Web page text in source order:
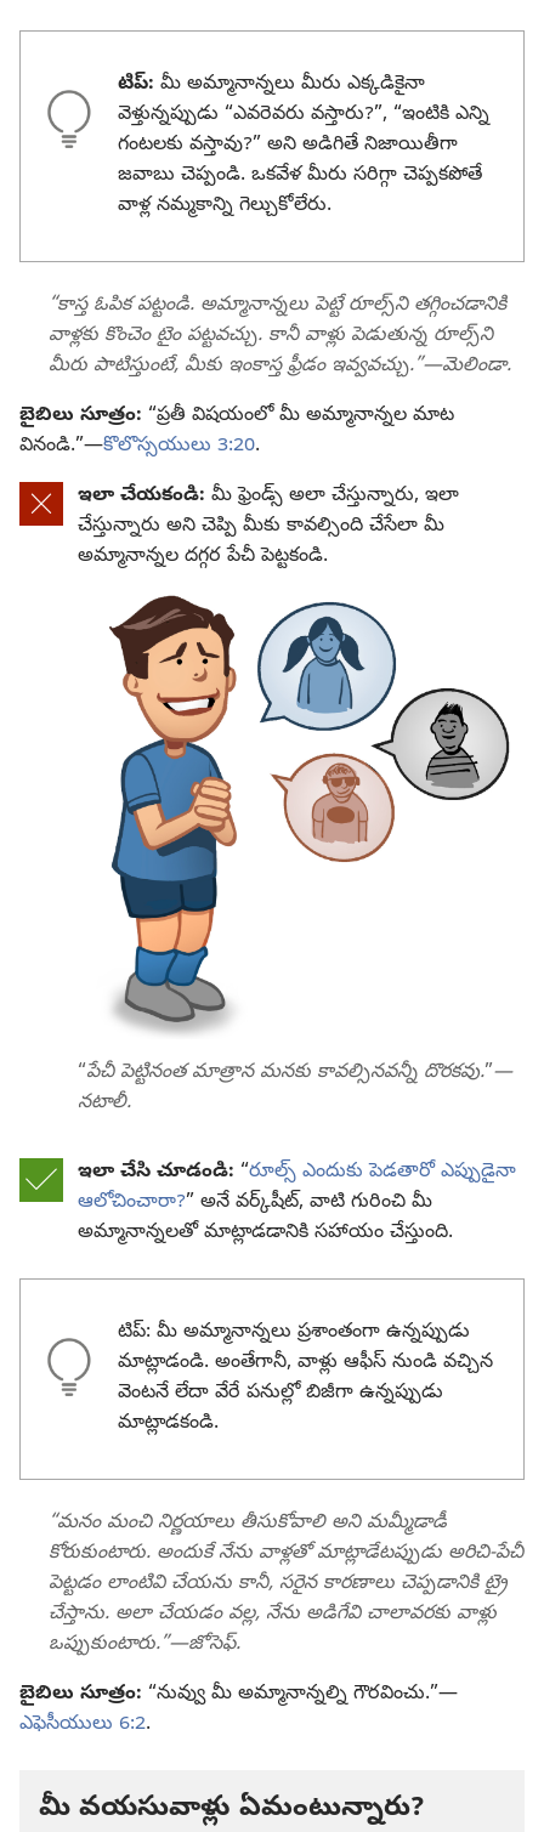
టిప్‌: మీ అమ్మానాన్నలు మీరు ఎక్కడికైనా
వెళ్తున్నప్పుడు “ఎవరెవరు వస్తారు?”, “ఇంటికి ఎన్ని
గంటలకు వస్తావు?” అని అడిగితే నిజాయితీగా
జవాబు చెప్పండి. ఒకవేళ మీరు సరిగ్గా చెప్పకపోతే
వాళ్ల నమ్మకాన్ని గెల్చుకోలేరు.
“కాస్త ఓపిక పట్టండి. అమ్మానాన్నలు పెట్టే రూల్స్‌ని తగ్గించడానికి
వాళ్లకు కొంచెం టైం పట్టవచ్చు. కానీ వాళ్లు పెడుతున్న రూల్స్‌ని
మీరు పాటిస్తుంటే, మీకు ఇంకాస్త ఫ్రీడం ఇవ్వవచ్చు.”—మెలిండా.
బైబిలు సూత్రం: “ప్రతీ విషయంలో మీ అమ్మానాన్నల మాట
వినండి.”—కొలొస్సయులు 3:20.
ఇలా చేయకండి: మీ ఫ్రెండ్స్‌ అలా చేస్తున్నారు, ఇలా
చేస్తున్నారు అని చెప్పి మీకు కావల్సింది చేసేలా మీ
అమ్మానాన్నల దగ్గర పేచీ పెట్టకండి.
“పేచీ పెట్టినంత మాత్రాన మనకు కావల్సినవన్నీ దొరకవు.”—
నటాలీ.
ఇలా చేసి చూడండి: “రూల్స్‌ ఎందుకు పెడతారో ఎప్పుడైనా
ఆలోచించారా?” అనే వర్క్‌షీట్‌, వాటి గురించి మీ
అమ్మానాన్నలతో మాట్లాడడానికి సహాయం చేస్తుంది.
టిప్‌: మీ అమ్మానాన్నలు ప్రశాంతంగా ఉన్నప్పుడు
మాట్లాడండి. అంతేగానీ, వాళ్లు ఆఫీస్‌ నుండి వచ్చిన
వెంటనే లేదా వేరే పనుల్లో బిజీగా ఉన్నప్పుడు
మాట్లాడకండి.
“మనం మంచి నిర్ణయాలు తీసుకోవాలి అని మమ్మీడాడీ
కోరుకుంటారు. అందుకే నేను వాళ్లతో మాట్లాడేటప్పుడు అరిచి-పేచీ
పెట్టడం లాంటివి చేయను కానీ, సరైన కారణాలు చెప్పడానికి ట్రై
చేస్తాను. అలా చేయడం వల్ల, నేను అడిగేవి చాలావరకు వాళ్లు
ఒప్పుకుంటారు.”—జోసెఫ్‌.
బైబిలు సూత్రం: “నువ్వు మీ అమ్మానాన్నల్ని గౌరవించు.”—
ఎఫెసీయులు 6:2.
మీ వయసువాళ్లు ఏమంటున్నారు?